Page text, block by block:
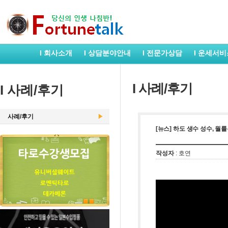
I 회사소개 I 상담분야안내 I 전문가상담 I 운세서비
I 사례/후기
사례/후기
I 사례/후기
[뉴스] 하도 생수 성수, 월
작성자: 호연